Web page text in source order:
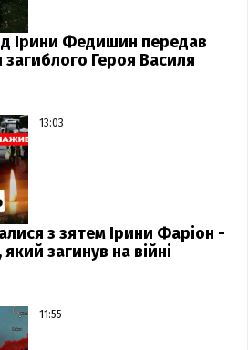
Ірини Федишин передав
Героя Василя
13:03
з зятем Ірини Фаріон -
загинув на війні
11:55